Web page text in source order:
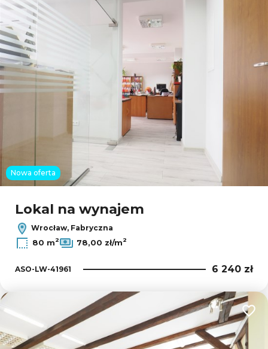
Nowa oferta
Lokal na wynajem
Wrocław, Fabryczna
80 m2 78,00 zł/m2
ASO-LW-41961 6 240 zł